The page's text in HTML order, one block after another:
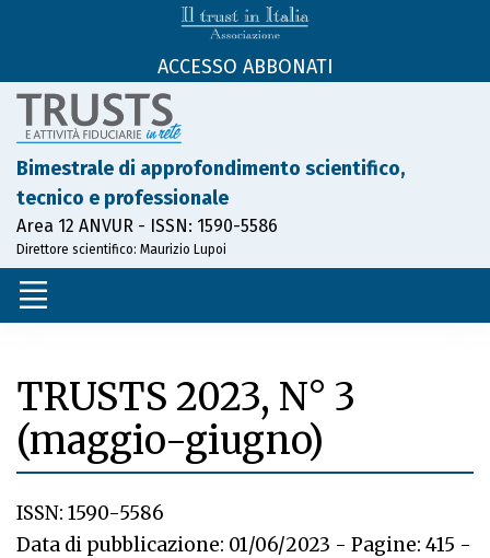
ACCESSO ABBONATI
Bimestrale di approfondimento scientifico,
tecnico e professionale
Area 12 ANVUR - ISSN: 1590-5586
Direttore scientifico: Maurizio Lupoi
TRUSTS 2023, N° 3
(maggio-giugno)
ISSN: 1590-5586
Data di pubblicazione: 01/06/2023 - Pagine: 415 -